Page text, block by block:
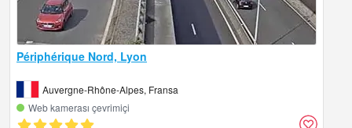
Périphérique Nord, Lyon
Auvergne-Rhône-Alpes, Fransa
Web kamerası çevrimiçi